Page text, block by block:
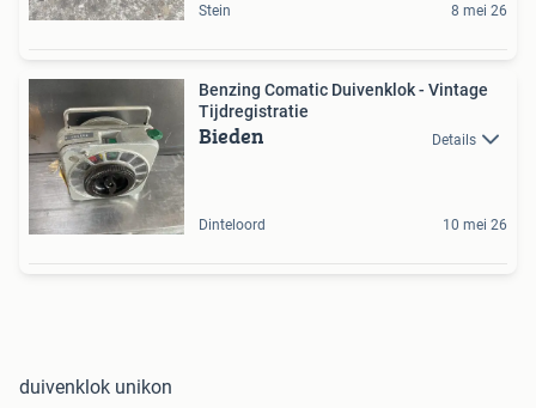
Stein 8 mei 26
Benzing Comatic Duivenklok - Vintage
Tijdregistratie
Bieden Details
Dinteloord 10 mei 26
duivenklok unikon